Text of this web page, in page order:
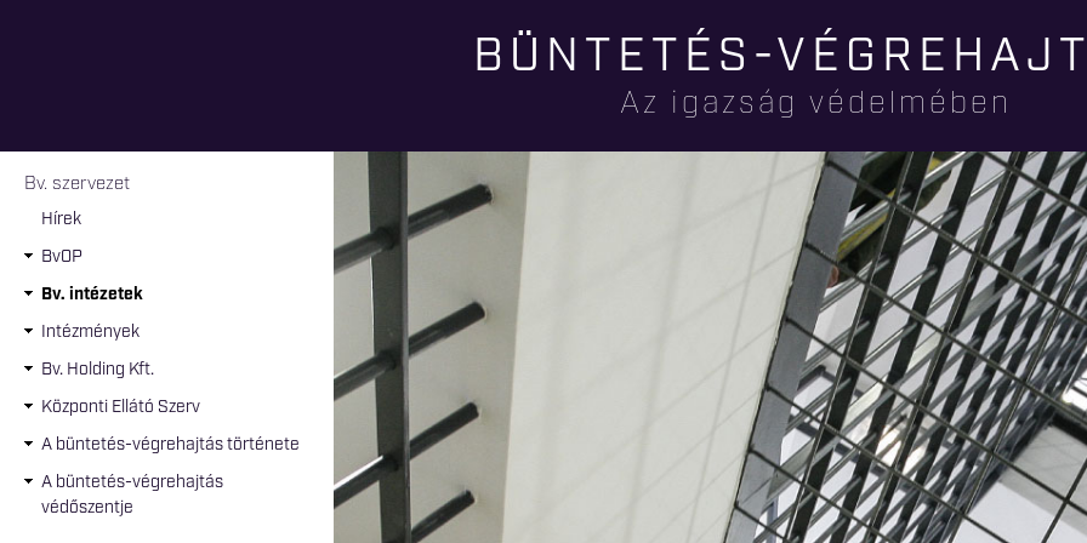
tartalomra
BÜNTETÉS-
Az igazság védelmében
Jelenlegi hely
Bv. szervezet
Hírek
BvOP
Bv. intézetek
Intézmények
Bv. Holding Kft.
Központi Ellátó Szerv
A büntetés-végrehajtás története
A büntetés-végrehajtás
védőszentje